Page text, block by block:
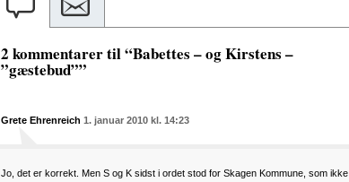
2 kommentarer til “Babettes – og Kirstens –
”gæstebud””
Grete Ehrenreich 1. januar 2010 kl. 14:23
Jo, det er korrekt. Men S og K sidst i ordet stod for Skagen Kommune, som ikke